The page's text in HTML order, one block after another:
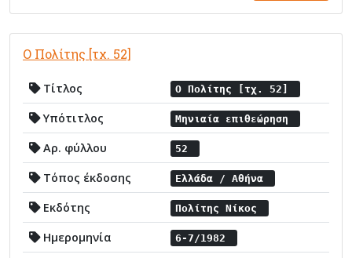
Ο Πολίτης [τχ. 52]
Τίτλος Ο Πολίτης [τχ. 52]
Υπότιτλος Μηνιαία επιθεώρηση
Αρ. φύλλου 52
Τόπος έκδοσης Ελλάδα / Αθήνα
Εκδότης Πολίτης Νίκος
Ημερομηνία 6-7/1982